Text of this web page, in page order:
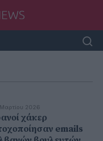
2026
χάκερ
emails